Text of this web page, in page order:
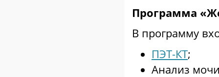
Программа
В программу
ПЭТ-КТ;
Анализ